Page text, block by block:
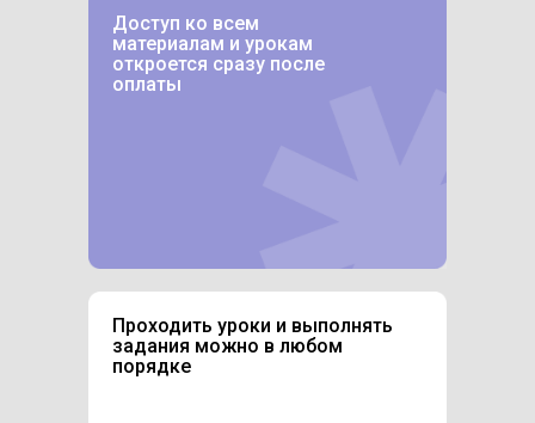
Проходить уроки и выполнять
задания можно в любом
порядке
Доступ ко всем
материалам и урокам
откроется сразу после
оплаты